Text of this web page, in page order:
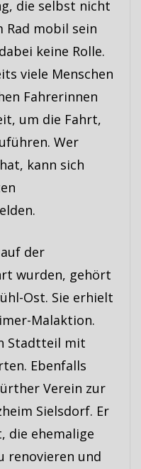
die selbst nicht
mobil sein
keine Rolle.
viele Menschen
Fahrerinnen
um die Fahrt,
Wer
kann sich
der
wurden, gehört
Ost. Sie erhielt
Malaktion.
Stadtteil mit
Ebenfalls
Verein zur
Sielsdorf. Er
die ehemalige
renovieren und